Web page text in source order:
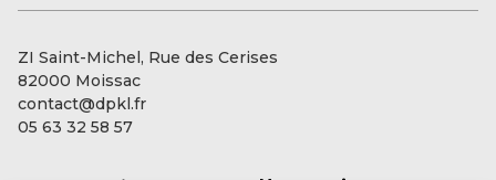
ZI Saint-Michel, Rue des Cerises
82000 Moissac
contact@dpkl.fr
05 63 32 58 57